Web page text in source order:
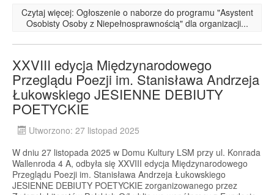
Czytaj więcej: Ogłoszenie o naborze do programu "Asystent
Osobisty Osoby z Niepełnosprawnością" dla organizacji...
XXVIII edycja Międzynarodowego
Przeglądu Poezji im. Stanisława Andrzeja
Łukowskiego JESIENNE DEBIUTY
POETYCKIE
Utworzono: 27 listopad 2025
W dniu 27 listopada 2025 w Domu Kultury LSM przy ul. Konrada
Wallenroda 4 A, odbyła się XXVIII edycja Międzynarodowego
Przeglądu Poezji im. Stanisława Andrzeja Łukowskiego
JESIENNE DEBIUTY POETYCKIE zorganizowanego przez